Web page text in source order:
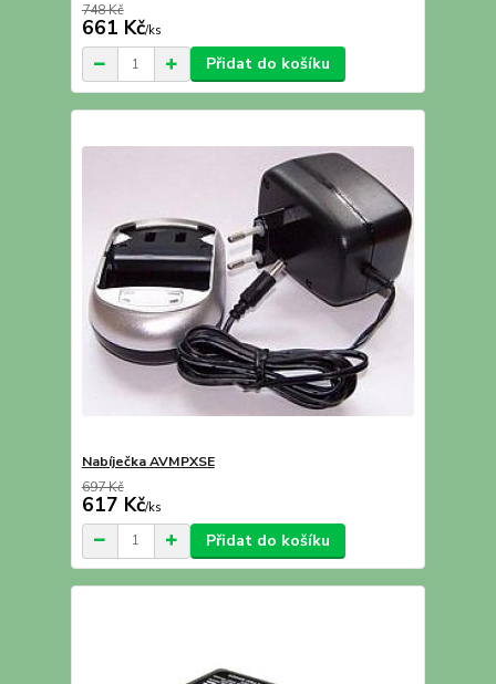
748 Kč
661 Kč/ks
Přidat do košíku
Nabíječka AVMPXSE
697 Kč
617 Kč/ks
Přidat do košíku